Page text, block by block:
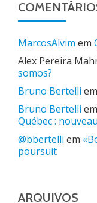
MarcosAlvim em
Alex Pereira
somos?
Bruno Bertelli em
Bruno Bertelli em
Québec :
@bbertelli em
poursuit
ARQUIVOS